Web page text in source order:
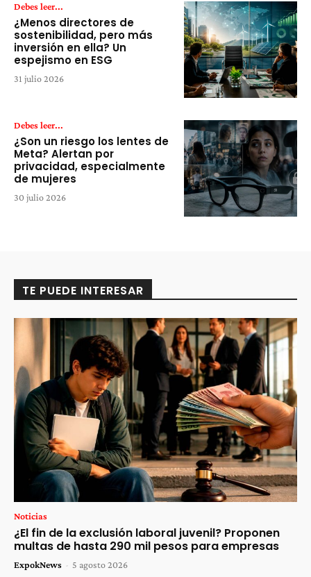
Debes leer...
¿Menos directores de
sostenibilidad, pero más
inversión en ella? Un
espejismo en ESG
31 julio 2026
Debes leer...
¿Son un riesgo los lentes de
Meta? Alertan por
privacidad, especialmente
de mujeres
30 julio 2026
TE PUEDE INTERESAR
Noticias
¿El fin de la exclusión laboral juvenil? Proponen
multas de hasta 290 mil pesos para empresas
ExpokNews - 5 agosto 2026